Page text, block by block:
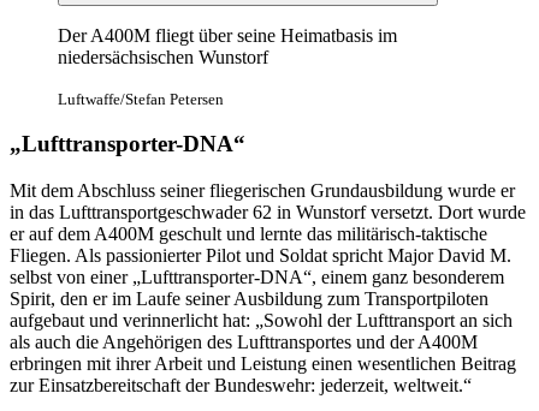
Der A400M fliegt über seine Heimatbasis im
niedersächsischen Wunstorf
Luftwaffe/Stefan Petersen
„Lufttransporter-DNA“
Mit dem Abschluss seiner fliegerischen Grundausbildung wurde er
in das Lufttransportgeschwader 62 in Wunstorf versetzt. Dort wurde
er auf dem A400M geschult und lernte das militärisch-taktische
Fliegen. Als passionierter Pilot und Soldat spricht Major David M.
selbst von einer „Lufttransporter-DNA“, einem ganz besonderem
Spirit, den er im Laufe seiner Ausbildung zum Transportpiloten
aufgebaut und verinnerlicht hat: „Sowohl der Lufttransport an sich
als auch die Angehörigen des Lufttransportes und der A400M
erbringen mit ihrer Arbeit und Leistung einen wesentlichen Beitrag
zur Einsatzbereitschaft der Bundeswehr: jederzeit, weltweit.“